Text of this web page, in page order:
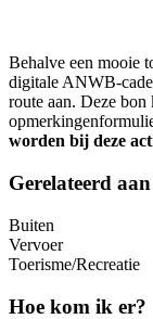
Behalve een mooie
digitale ANWB-
route aan. Deze bon
worden bij deze
Gerelateerd aan
Buiten
Vervoer
Toerisme/Recreatie
Hoe kom ik er?